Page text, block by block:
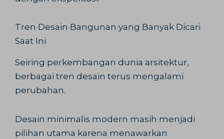
Tren Desain Bangunan yang Banyak Dicari
Saat Ini
Seiring perkembangan dunia arsitektur,
berbagai tren desain terus mengalami
perubahan.
Desain minimalis modern masih menjadi
pilihan utama karena menawarkan